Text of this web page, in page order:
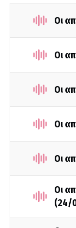
Οι
Οι
Οι
Οι
Οι
Οι
(24/